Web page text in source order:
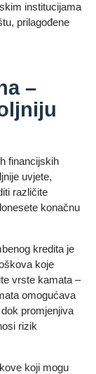
institucijama
prilagođene
–
financijskih
uvjete,
različite
konačnu
kredita je
koje
vrste kamata –
omogućava
promjenjiva
rizik
koji mogu